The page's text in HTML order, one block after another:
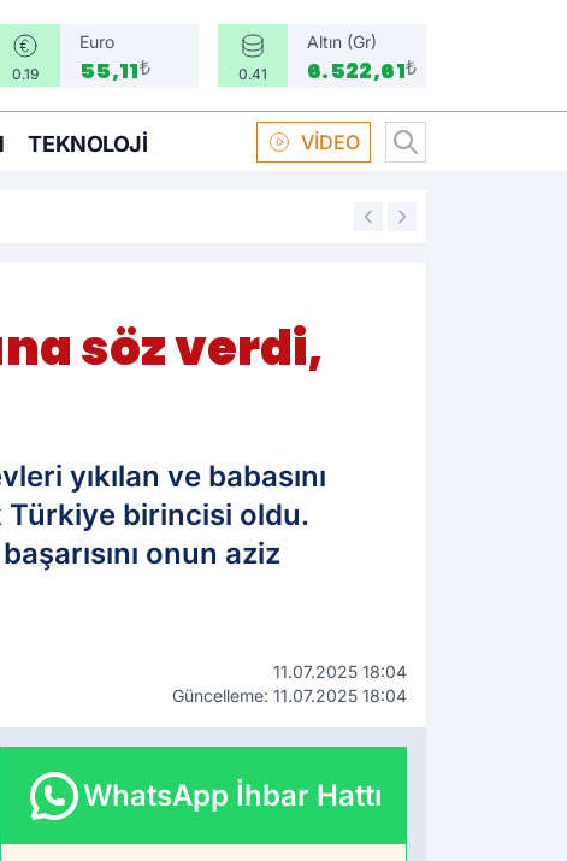
0.19
Euro
55,11₺ 0.41
Altın (Gr)
6.522,61₺
TEKNOLOJI VİDEO
16:58
söz verdi,
yıkılan ve babasını
Türkiye birincisi oldu.
onun aziz
11.07.2025 18:04
Güncelleme: 11.07.2025 18:04
WhatsApp İhbar Hattı